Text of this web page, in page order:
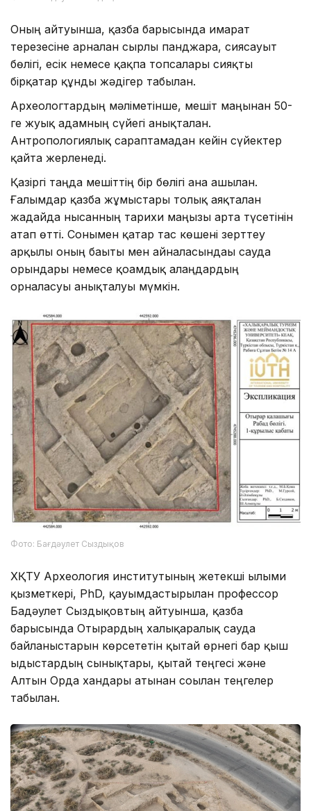
Оның айтуынша, қазба барысында ғимарат
терезесіне арналған сырлы панджара, сиясауыт
бөлігі, есік немесе қақпа топсалары сияқты
бірқатар құнды жәдігер табылған.
Археологтардың мәліметінше, мешіт маңынан 50-
ге жуық адамның сүйегі анықталған.
Антропологиялық сараптамадан кейін сүйектер
қайта жерленеді.
Қазіргі таңда мешіттің бір бөлігі ғана ашылған.
Ғалымдар қазба жұмыстары толық аяқталған
жағдайда нысанның тарихи маңызы арта түсетінін
атап өтті. Сонымен қатар тас көшені зерттеу
арқылы оның бағыты мен айналасындағы сауда
орындары немесе қоғамдық алаңдардың
орналасуы анықталуы мүмкін.
Фото: Бағдәулет Сыздықов
ХҚТУ Археология институтының жетекші ғылыми
қызметкері, PhD, қауымдастырылған профессор
Бағдәулет Сыздықовтың айтуынша, қазба
барысында Отырардың халықаралық сауда
байланыстарын көрсететін қытай өрнегі бар қыш
ыдыстардың сынықтары, қытай теңгесі және
Алтын Орда хандары атынан соғылған теңгелер
табылған.